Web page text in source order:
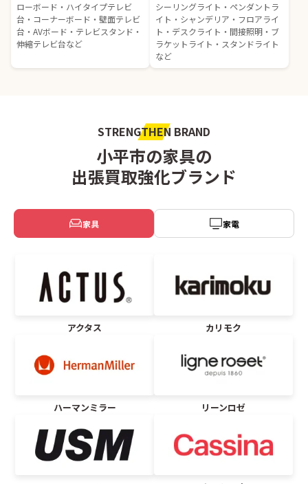
ローボード・ハイタイプテレビ
台・コーナーボード・壁面テレビ
台・AVボード・テレビスタンド・
伸縮テレビ台など
シーリングライト・ペンダントラ
イト・シャンデリア・フロアライ
ト・デスクライト・間接照明・ブ
ラケットライト・スタンドライト
など
STRENGTHEN BRAND
小平市の家具の
出張買取強化ブランド
家具 家電
アクタス カリモク
ハーマンミラー リーンロゼ